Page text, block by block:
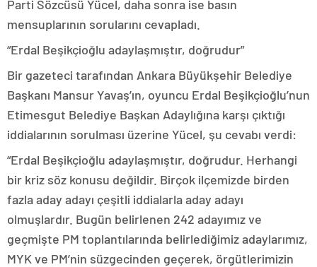
Parti Sözcüsü Yücel, daha sonra ise basın
mensuplarının sorularını cevapladı.
“Erdal Beşikçioğlu adaylaşmıştır, doğrudur”
Bir gazeteci tarafından Ankara Büyükşehir Belediye
Başkanı Mansur Yavaş’ın, oyuncu Erdal Beşikçioğlu’nun
Etimesgut Belediye Başkan Adaylığına karşı çıktığı
iddialarının sorulması üzerine Yücel, şu cevabı verdi:
“Erdal Beşikçioğlu adaylaşmıştır, doğrudur. Herhangi
bir kriz söz konusu değildir. Birçok ilçemizde birden
fazla aday adayı çeşitli iddialarla aday adayı
olmuşlardır. Bugün belirlenen 242 adayımız ve
geçmişte PM toplantılarında belirlediğimiz adaylarımız,
MYK ve PM’nin süzgecinden geçerek, örgütlerimizin